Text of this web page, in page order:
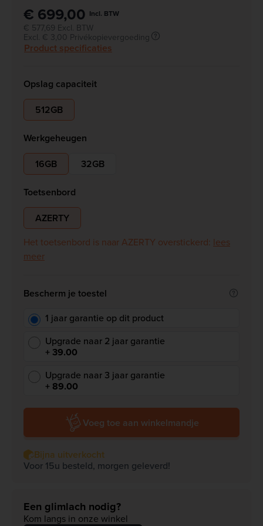
€ 699,00 Incl. BTW
€ 577,69 Excl. BTW
Excl. € 3,00 Privékopievergoeding
Product specificaties
Opslag capaciteit
512GB
Werkgeheugen
16GB
32GB
Toetsenbord
AZERTY
Het toetsenbord is naar AZERTY overstickerd: lees
meer
Bescherm je toestel
1 jaar garantie op dit product
Upgrade naar 2 jaar garantie
+ 39.00
Upgrade naar 3 jaar garantie
+ 89.00
Voeg toe aan winkelmandje
Bijna uitverkocht
Voor 15u besteld, morgen geleverd!
Een glimlach nodig?
Kom langs in onze winkel